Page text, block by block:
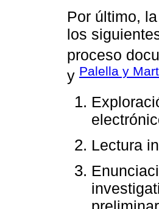
Por último,
los
proceso
y Palella y
Lectura